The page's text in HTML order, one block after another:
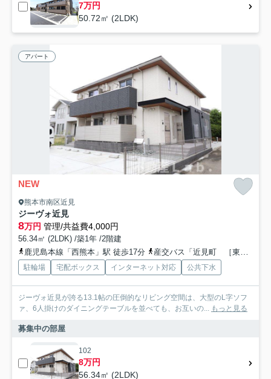
7万円
50.72㎡ (2LDK)
アパート
NEW
熊本市南区近見
ジーヴォ近見
8万円 管理/共益費4,000円
56.34㎡ (2LDK) /築1年 /2階建
鹿児島本線「西熊本」駅 徒歩17分
産交バス「近見町 ［東バイパス］」バス停下車 徒歩4分
駐輪場 宅配ボックス インターネット対応 公共下水
ジーヴォ近見が誇る13.1帖の圧倒的なリビング空間は、大型のL字ソフ
ァ、6人掛けのダイニングテーブルを並べても、お互いの... もっと見る
募集中の部屋
102
8万円
56.34㎡ (2LDK)